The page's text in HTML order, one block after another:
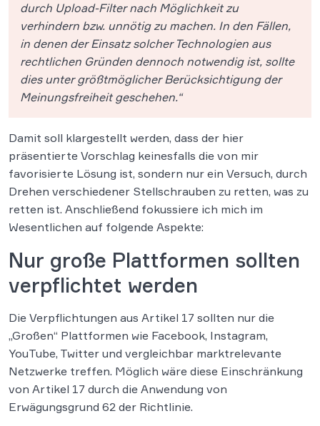
durch Upload-Filter nach Möglichkeit zu
verhindern bzw. unnötig zu machen. In den Fällen,
in denen der Einsatz solcher Technologien aus
rechtlichen Gründen dennoch notwendig ist, sollte
dies unter größtmöglicher Berücksichtigung der
Meinungsfreiheit geschehen.“
Damit soll klargestellt werden, dass der hier
präsentierte Vorschlag keinesfalls die von mir
favorisierte Lösung ist, sondern nur ein Versuch, durch
Drehen verschiedener Stellschrauben zu retten, was zu
retten ist. Anschließend fokussiere ich mich im
Wesentlichen auf folgende Aspekte:
Nur große Plattformen sollten
verpflichtet werden
Die Verpflichtungen aus Artikel 17 sollten nur die
„Großen“ Plattformen wie Facebook, Instagram,
YouTube, Twitter und vergleichbar marktrelevante
Netzwerke treffen. Möglich wäre diese Einschränkung
von Artikel 17 durch die Anwendung von
Erwägungsgrund 62 der Richtlinie.